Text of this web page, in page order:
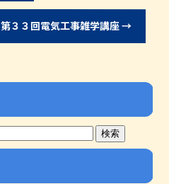
第３３回電気工事雑学講座→